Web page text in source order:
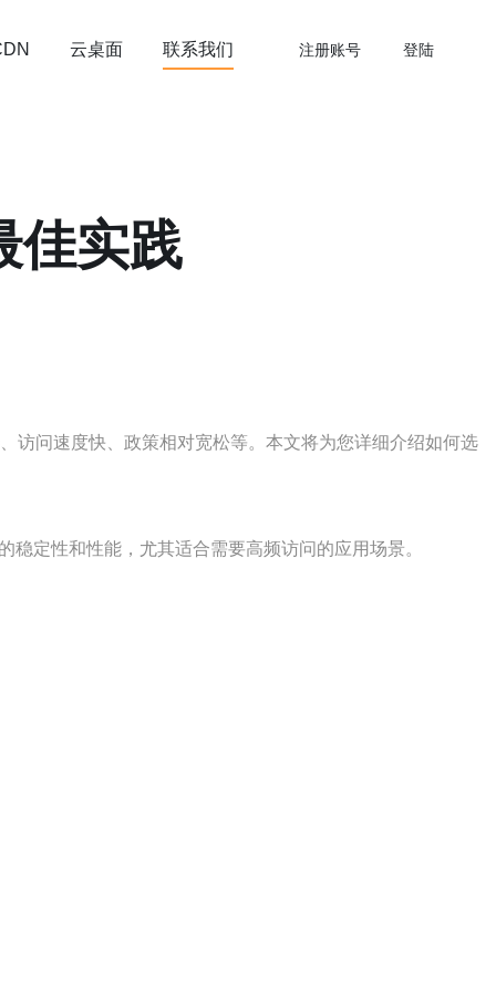
云桌面 联系我们 注册账号 登陆
佳实践
访问速度快、政策相对宽松等。本文将为您详细介绍如何选
定性和性能，尤其适合需要高频访问的应用场景。